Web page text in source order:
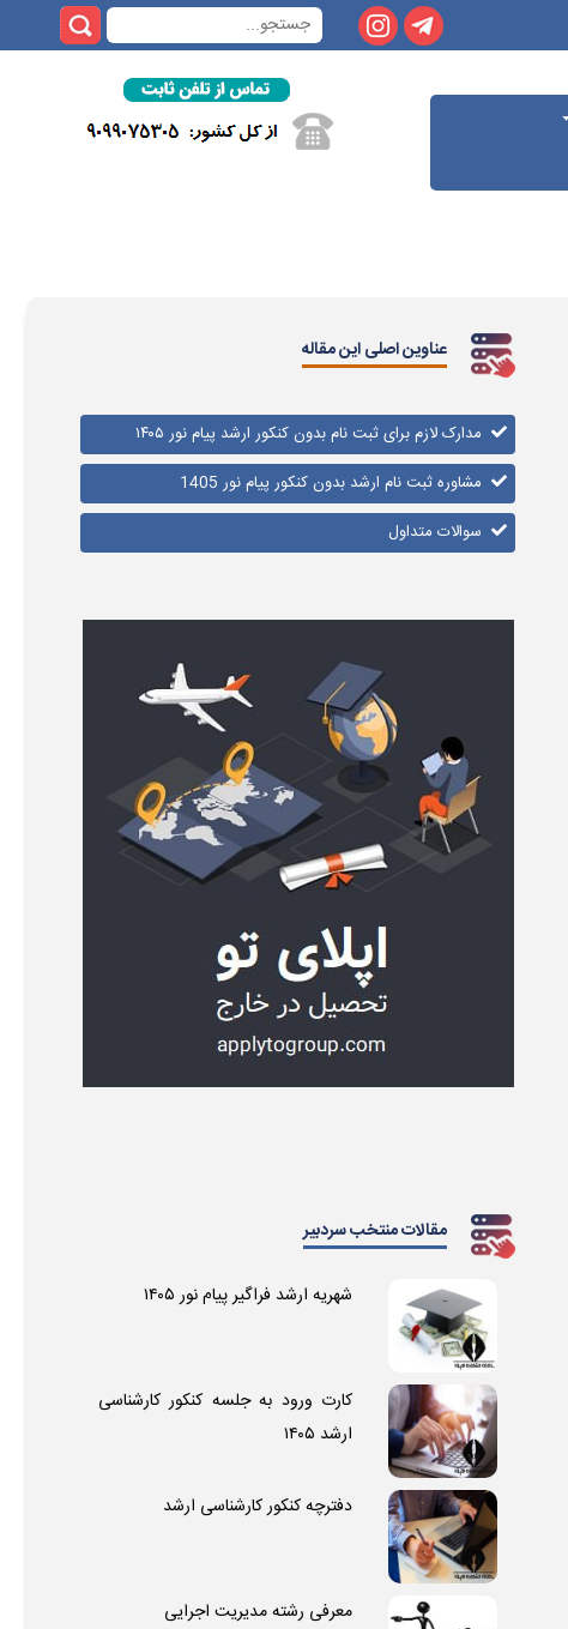
عناوین اصلی این مقاله
مدارک لازم برای ثبت نام بدون کنکور ارشد پیام نور ۱۴۰۵
مشاوره ثبت نام ارشد بدون کنکور پیام نور 1405
سوالات متداول
مقالات منتخب سردبیر
شهریه ارشد فراگیر پیام نور ۱۴۰۵
کارت ورود به جلسه کنکور کارشناسی
ارشد ۱۴۰۵
دفترچه کنکور کارشناسی ارشد
معرفی رشته مدیریت اجرایی